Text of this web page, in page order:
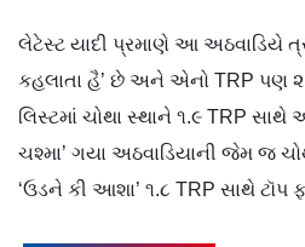
લેટેસ્ટ યાદી પ્રમાણે આ અઠવાડિયે
કહલાતા હૈ’ છે અને એનો TRP પણ
લિસ્ટમાં ચોથા સ્થાને ૧.૯ TRP સાથે
ચશ્મા’ ગયા અઠવાડિયાની જેમ જ
‘ઉડને કી આશા’ ૧.૮ TRP સાથે ટૉપ